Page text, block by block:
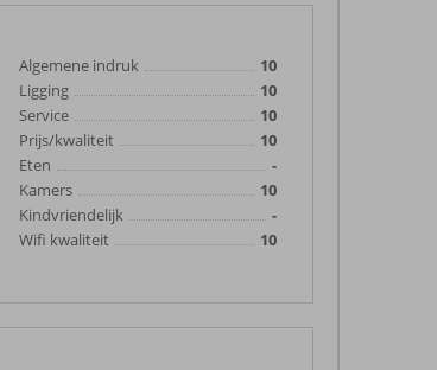
Algemene indruk
10
Ligging
10
Service
10
Prijs/kwaliteit
10
Eten
-
Kamers
10
Kindvriendelijk
-
Wifi kwaliteit
10